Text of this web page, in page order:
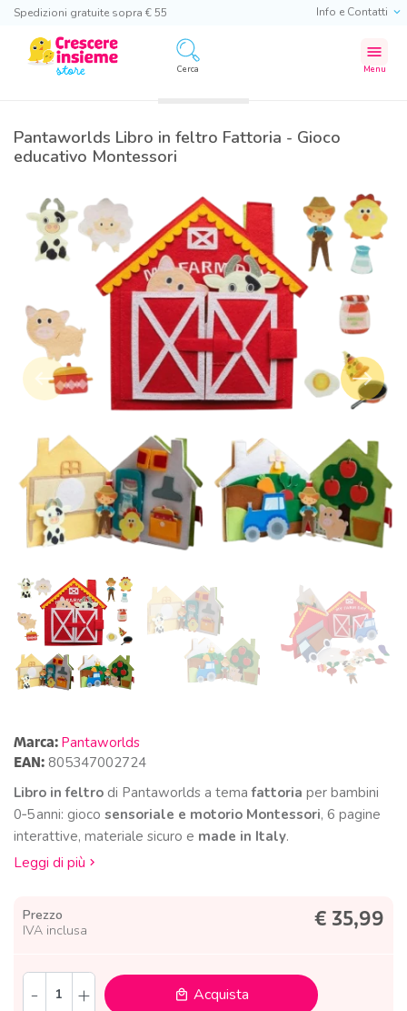
Info e Contatti
Spedizioni gratuite sopra € 55
Cerca
menu
Menu
Pantaworlds Libro in feltro Fattoria - Gioco
educativo Montessori
Precedente
west east
Marca: Pantaworlds
EAN: 805347002724
Libro in feltro di Pantaworlds a temafattoria per bambini
0‑5 anni: gioco sensoriale e motorio Montessori, 6 pagine
interattive, materiale sicuro e made in Italy.
Leggi di più
€ 35,99
Prezzo
IVA inclusa
- + local_mall Acquista